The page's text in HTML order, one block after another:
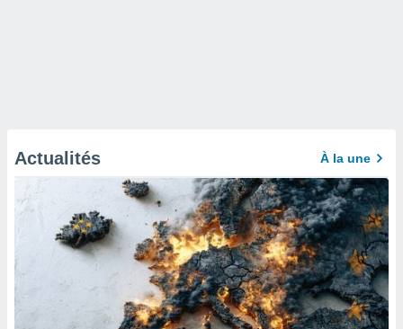
Actualités À la une